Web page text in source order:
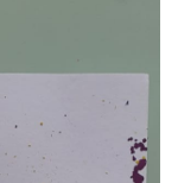
PV 2025